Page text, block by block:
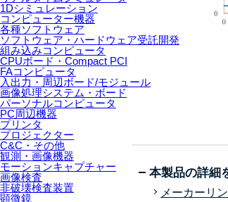
1Dシミュレーション
コンピューター機器
各種ソフトウェア
ソフトウェア・ハードウェア受託開発
組み込みコンピュータ
CPUボード・Compact PCI
FAコンピュータ
入出力・周辺ボード/モジュール
画像処理システム・ボード
パーソナルコンピュータ
PC周辺機器
プリンタ
プロジェクター
C&C・その他
観測・画像機器
モーションキャプチャー
画像検査
非破壊検査装置
顕微鏡
本製品の詳細
メーカーリ